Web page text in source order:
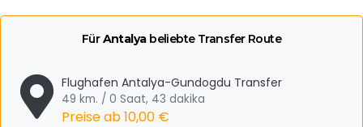
FürAntalyabeliebte Transfer Route
Flughafen Antalya-Gundogdu Transfer
49 km. / 0 Saat, 43 dakika
Preise ab10,00 €